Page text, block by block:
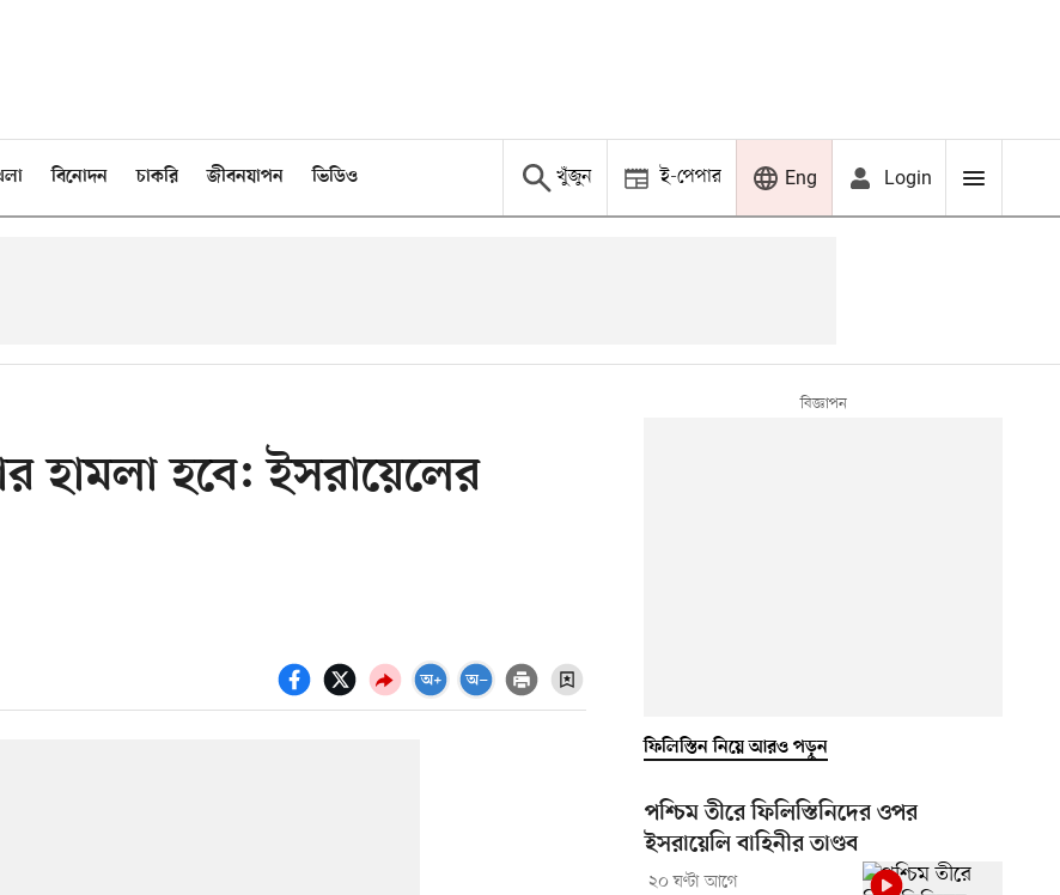
বিনোদন চাকরি জীবনযাপন ভিডিও খুঁজুন ই-পেপার Eng Login
হামলা হবে: ইসরায়েলের
ফিলিস্তিন নিয়ে আরও পড়ুন
পশ্চিম তীরে ফিলিস্তিনিদের ওপর
ইসরায়েলি বাহিনীর তাণ্ডব
২০ ঘণ্টা আগে